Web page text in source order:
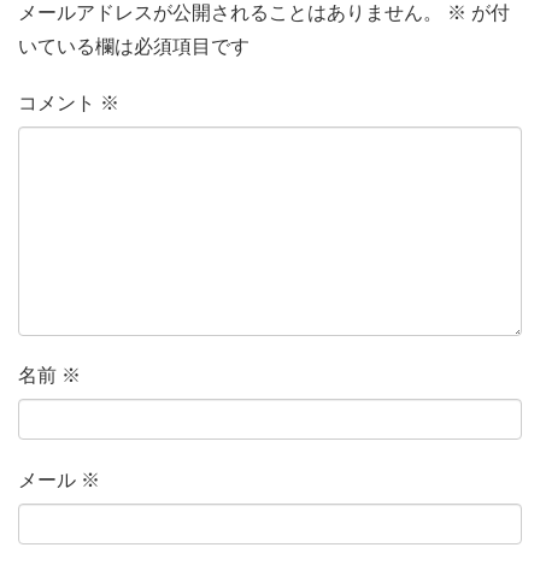
メールアドレスが公開されることはありません。 ※ が付
いている欄は必須項目です
コメント ※
名前 ※
メール ※